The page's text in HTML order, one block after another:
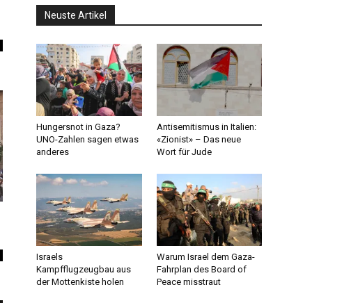
Neuste Artikel
Hungersnot in Gaza?
UNO-Zahlen sagen etwas
anderes
Antisemitismus in Italien:
«Zionist» – Das neue
Wort für Jude
Israels
Kampfflugzeugbau aus
der Mottenkiste holen
Warum Israel dem Gaza-
Fahrplan des Board of
Peace misstraut